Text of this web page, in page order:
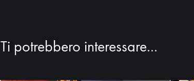
Ti potrebbero interessare...